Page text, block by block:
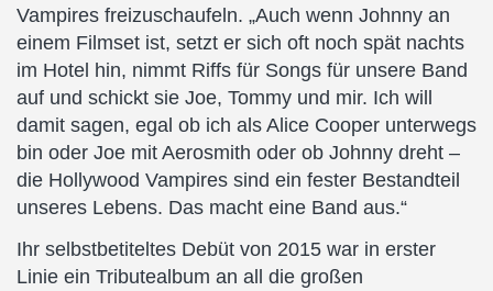
Vampires freizuschaufeln. „Auch wenn Johnny an
einem Filmset ist, setzt er sich oft noch spät nachts
im Hotel hin, nimmt Riffs für Songs für unsere Band
auf und schickt sie Joe, Tommy und mir. Ich will
damit sagen, egal ob ich als Alice Cooper unterwegs
bin oder Joe mit Aerosmith oder ob Johnny dreht –
die Hollywood Vampires sind ein fester Bestandteil
unseres Lebens. Das macht eine Band aus.“
Ihr selbstbetiteltes Debüt von 2015 war in erster
Linie ein Tributealbum an all die großen